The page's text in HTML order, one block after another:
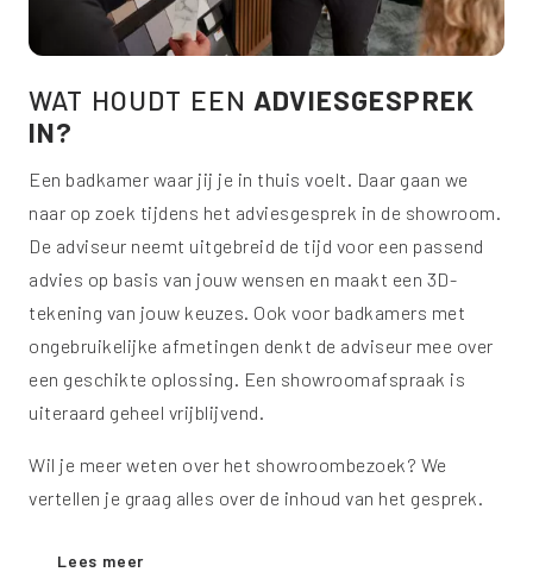
WAT HOUDT EEN ADVIESGESPREK
IN?
Een badkamer waar jij je in thuis voelt. Daar gaan we
naar op zoek tijdens het adviesgesprek in de showroom.
De adviseur neemt uitgebreid de tijd voor een passend
advies op basis van jouw wensen en maakt een 3D-
tekening van jouw keuzes. Ook voor badkamers met
ongebruikelijke afmetingen denkt de adviseur mee over
een geschikte oplossing. Een showroomafspraak is
uiteraard geheel vrijblijvend.
Wil je meer weten over het showroombezoek? We
vertellen je graag alles over de inhoud van het gesprek.
Lees meer